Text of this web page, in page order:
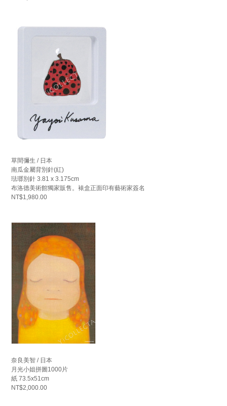
草間彌生 / 日本
南瓜金屬背別針(紅)
琺瑯別針 3.81 x 3.175cm
布洛德美術館獨家販售。裱盒正面印有藝術家簽名
NT$1,980.00
奈良美智 / 日本
月光小姐拼圖1000片
紙 73.5x51cm
NT$2,000.00